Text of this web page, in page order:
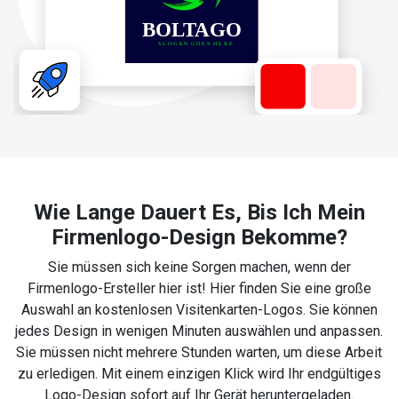
Wie Lange Dauert Es, Bis Ich Mein
Firmenlogo-Design Bekomme?
Sie müssen sich keine Sorgen machen, wenn der
Firmenlogo-Ersteller hier ist! Hier finden Sie eine große
Auswahl an kostenlosen Visitenkarten-Logos. Sie können
jedes Design in wenigen Minuten auswählen und anpassen.
Sie müssen nicht mehrere Stunden warten, um diese Arbeit
zu erledigen. Mit einem einzigen Klick wird Ihr endgültiges
Logo-Design sofort auf Ihr Gerät heruntergeladen.